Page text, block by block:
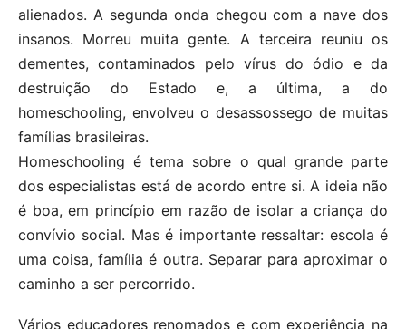
alienados. A segunda onda chegou com a nave dos
insanos. Morreu muita gente. A terceira reuniu os
dementes, contaminados pelo vírus do ódio e da
destruição do Estado e, a última, a do
homeschooling, envolveu o desassossego de muitas
famílias brasileiras.
Homeschooling é tema sobre o qual grande parte
dos especialistas está de acordo entre si. A ideia não
é boa, em princípio em razão de isolar a criança do
convívio social. Mas é importante ressaltar: escola é
uma coisa, família é outra. Separar para aproximar o
caminho a ser percorrido.
Vários educadores renomados e com experiência na